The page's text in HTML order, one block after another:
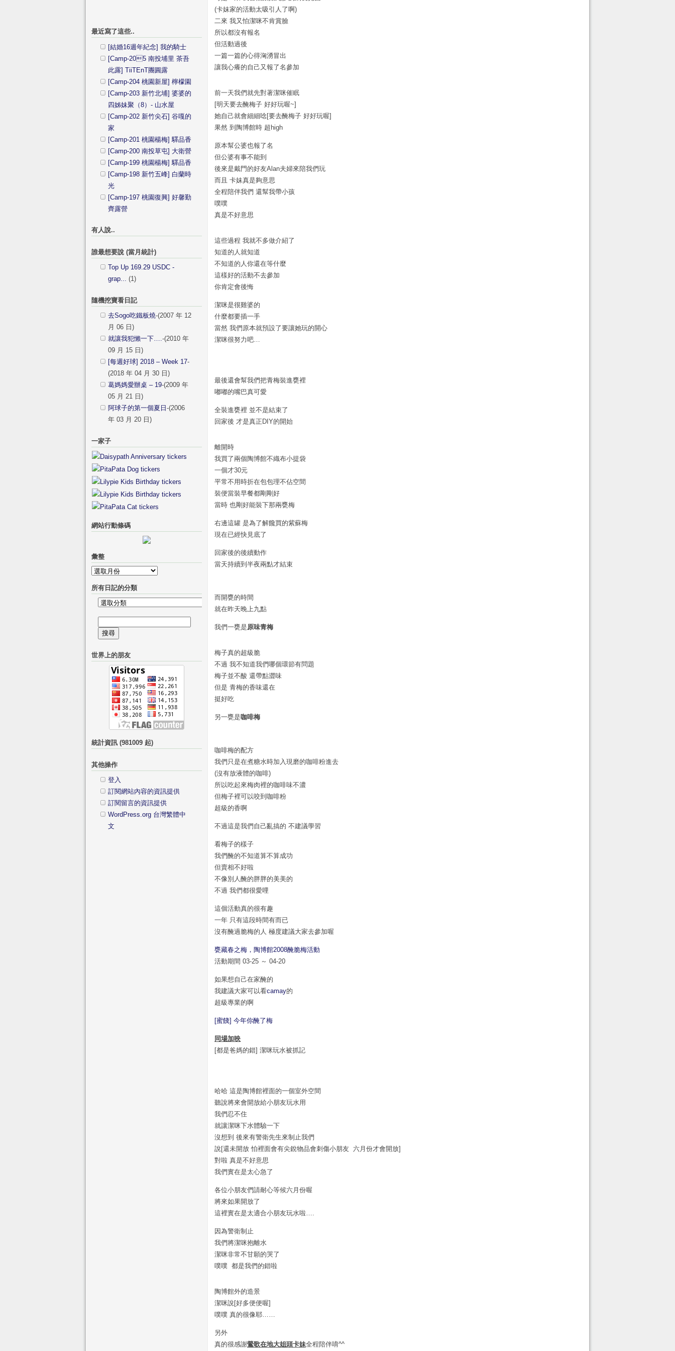
(卡妹家的活動太吸引人了啊)
二來 我又怕潔咪不肯賞臉
所以都沒有報名
但活動過後
一篇一篇的心得洶湧冒出
讓我心癢的自己又報了名參加
前一天我們就先對著潔咪催眠
[明天要去醃梅子 好好玩喔~]
她自己就會細細唸[要去醃梅子 好好玩喔]
果然 到陶博館時 超high
原本幫公婆也報了名
但公婆有事不能到
後來是戴門的好友Alan夫婦來陪我們玩
而且 卡妹真是夠意思
全程陪伴我們 還幫我帶小孩
噗噗
真是不好意思
這些過程 我就不多做介紹了
知道的人就知道
不知道的人你還在等什麼
這樣好的活動不去參加
你肯定會後悔
潔咪是很雞婆的
什麼都要插一手
當然 我們原本就預設了要讓她玩的開心
潔咪很努力吧…
最後還會幫我們把青梅裝進甕裡
嘟嘟的嘴巴真可愛
全裝進甕裡 並不是結束了
回家後 才是真正DIY的開始
離開時
我買了兩個陶博館不織布小提袋
一個才30元
平常不用時折在包包理不佔空間
裝便當裝早餐都剛剛好
當時 也剛好能裝下那兩甕梅
右邊這罐 是為了解饞買的紫蘇梅
現在已經快見底了
回家後的後續動作
當天持續到半夜兩點才結束
而開甕的時間
就在昨天晚上九點
我們一甕是原味青梅
梅子真的超級脆
不過 我不知道我們哪個環節有問題
梅子並不酸 還帶點澀味
但是 青梅的香味還在
挺好吃
另一甕是咖啡梅
咖啡梅的配方
我們只是在煮糖水時加入現磨的咖啡粉進去
(沒有放液體的咖啡)
所以吃起來梅肉裡的咖啡味不濃
但梅子裡可以咬到咖啡粉
超級的香啊
不過這是我們自己亂搞的 不建議學習
看梅子的樣子
我們醃的不知道算不算成功
但賣相不好啦
不像別人醃的胖胖的美美的
不過 我們都很愛哩
這個活動真的很有趣
一年 只有這段時間有而已
沒有醃過脆梅的人 極度建議大家去參加喔
甕藏春之梅，陶博館2008醃脆梅活動
活動期間 03-25 ～ 04-20
如果想自己在家醃的
我建議大家可以看camay的
超級專業的啊
[蜜餞] 今年你醃了梅
同場加映
[都是爸媽的錯] 潔咪玩水被抓記
哈哈 這是陶博館裡面的一個室外空間
聽說將來會開放給小朋友玩水用
我們忍不住
就讓潔咪下水體驗一下
沒想到 後來有警衛先生來制止我們
說[還未開放 怕裡面會有尖銳物品會刺傷小朋友 六月份才會開放]
對啦 真是不好意思
我們實在是太心急了
各位小朋友們請耐心等候六月份喔
將來如果開放了
這裡實在是太適合小朋友玩水啦….
因為警衛制止
我們將潔咪抱離水
潔咪非常不甘願的哭了
噗噗 都是我們的錯啦
陶博館外的造景
潔咪說[好多便便喔]
噗噗 真的很像耶……
另外
真的很感謝鶯歌在地大姐頭卡妹全程陪伴唷^^
最近寫了這些..
[結婚16週年紀念] 我的騎士
[Camp-205 南投埔里 茶吾
此露] TiiTEnT團圓露
[Camp-204 桃園新屋] 檸檬園
[Camp-203 新竹北埔] 婆婆的
四姊妹聚（8）- 山水屋
[Camp-202 新竹尖石] 谷嘎的
家
[Camp-201 桃園楊梅] 驛品香
[Camp-200 南投草屯] 大衛營
[Camp-199 桃園楊梅] 驛品香
[Camp-198 新竹五峰] 白蘭時
光
[Camp-197 桃園復興] 好馨勤
齊露營
有人說..
誰最想要說 (當月統計)
Top Up 169.29 USDC -
grap... (1)
隨機挖寶看日記
去Sogo吃鐵板燒-(2007 年 12
月 06 日)
就讓我犯懶一下….-(2010 年
09 月 15 日)
[每週好球] 2018 – Week 17-
(2018 年 04 月 30 日)
葛媽媽愛辦桌 – 19-(2009 年
05 月 21 日)
阿球子的第一個夏日 -(2006
年 03 月 20 日)
一家子
網站行動條碼
彙整
彙
整
所有日記的分類
所
日
記
分
尋
鍵
世界上的朋友
統計資訊 (981009 起)
其他操作
登入
訂閱網站內容的資訊提供
訂閱留言的資訊提供
WordPress.org 台灣繁體中
文